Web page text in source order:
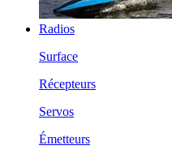
Radios
Surface
Récepteurs
Servos
Émetteurs